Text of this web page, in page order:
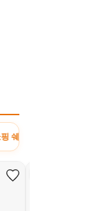
환으로, 이에